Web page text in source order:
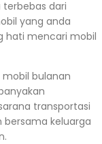
dari
yang anda
hati mencari mobil
bulanan
transportasi
keluarga